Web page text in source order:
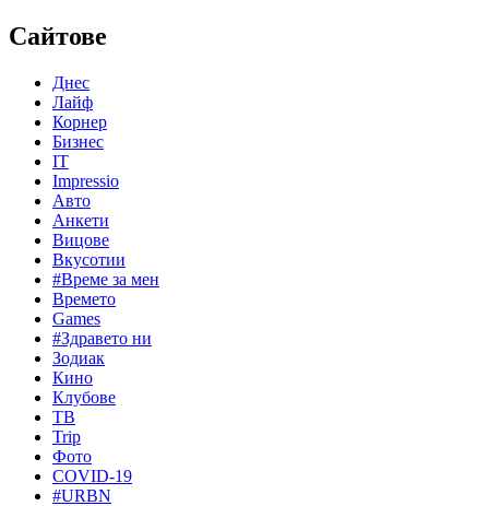
Сайтове
Днес
Лайф
Корнер
Бизнес
IT
Impressio
Авто
Анкети
Вицове
Вкусотии
#Време за мен
Времето
Games
#Здравето ни
Зодиак
Кино
Клубове
ТВ
Trip
Фото
COVID-19
#URBN